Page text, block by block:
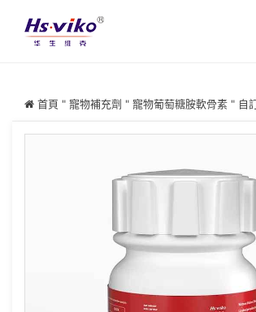
首頁 " 寵物補充劑 " 寵物葡萄糖胺軟骨素 " 自